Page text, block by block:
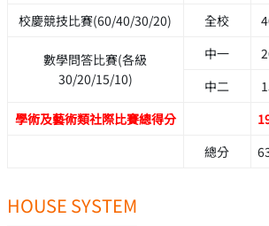
校慶競技比賽(60/40/30/20)
全校
數學問答比賽(各級
30/20/15/10)
中一
中二
學術及藝術類社際比賽總得分
總分
HOUSE SYSTEM